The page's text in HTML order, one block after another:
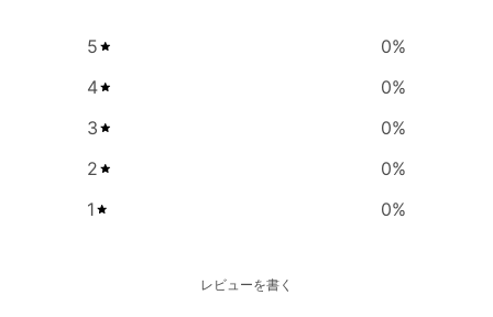
5 0%
4
0%
3
0%
2
0%
1
0%
レビューを書く